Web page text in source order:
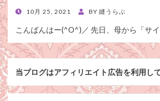
POSTED10月 25, 2021 BY 縫うらぶ
こんばんはー(^O^)／ 先日、母から「サ
当ブログはアフィリエイト広告を利用し